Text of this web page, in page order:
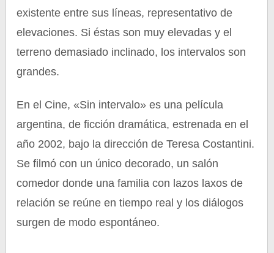
existente entre sus líneas, representativo de
elevaciones. Si éstas son muy elevadas y el
terreno demasiado inclinado, los intervalos son
grandes.
En el Cine, «Sin intervalo» es una película
argentina, de ficción dramática, estrenada en el
año 2002, bajo la dirección de Teresa Costantini.
Se filmó con un único decorado, un salón
comedor donde una familia con lazos laxos de
relación se reúne en tiempo real y los diálogos
surgen de modo espontáneo.